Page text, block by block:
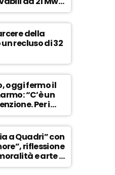
della
recluso di 32
oggi fermo il
“C’è un
Per i
ispettore” –
a Quadri” con
riflessione
e arte –